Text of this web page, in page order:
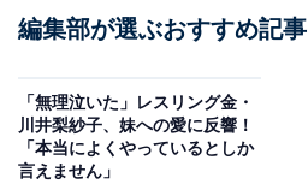
編集部が選ぶおすすめ記事
「無理泣いた」レスリング金・
川井梨紗子、妹への愛に反響！
「本当によくやっているとしか
言えません」